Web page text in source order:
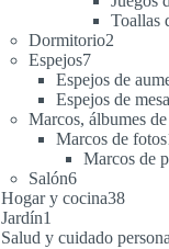
Toallas
Dormitorio2
Espejos77
productos
Espejos de
Espejos de mesa
Marcos, álbumes
Marcos de fotos
Marcos de
Salón66
productos
Hogar y cocina3838
Jardín1
producto
Salud y cuidado